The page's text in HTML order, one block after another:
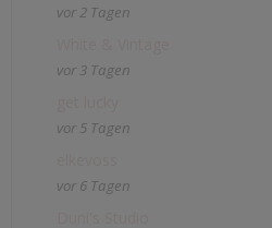
vor 2 Tagen
vor 3 Tagen
vor 5 Tagen
vor 6 Tagen